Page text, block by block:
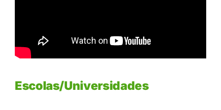
Escolas/Universidades